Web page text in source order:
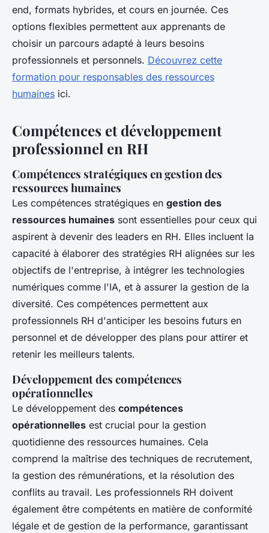
end, formats hybrides, et cours en journée. Ces
options flexibles permettent aux apprenants de
choisir un parcours adapté à leurs besoins
professionnels et personnels. Découvrez cette
formation pour responsables des ressources
humaines ici.
Compétences et développement
professionnel en RH
Compétences stratégiques en gestion des
ressources humaines
Les compétences stratégiques en gestion des
ressources humaines sont essentielles pour ceux qui
aspirent à devenir des leaders en RH. Elles incluent la
capacité à élaborer des stratégies RH alignées sur les
objectifs de l'entreprise, à intégrer les technologies
numériques comme l'IA, et à assurer la gestion de la
diversité. Ces compétences permettent aux
professionnels RH d'anticiper les besoins futurs en
personnel et de développer des plans pour attirer et
retenir les meilleurs talents.
Développement des compétences
opérationnelles
Le développement des compétences
opérationnelles est crucial pour la gestion
quotidienne des ressources humaines. Cela
comprend la maîtrise des techniques de recrutement,
la gestion des rémunérations, et la résolution des
conflits au travail. Les professionnels RH doivent
également être compétents en matière de conformité
légale et de gestion de la performance, garantissant